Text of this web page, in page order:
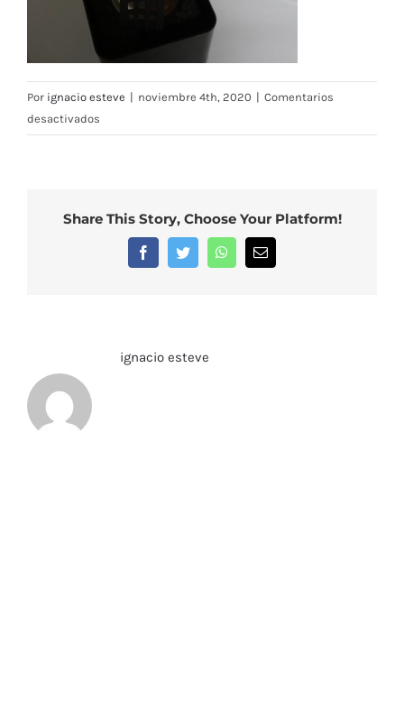
Por ignacio esteve | noviembre 4th, 2020 | Comentarios
desactivados
DSC00566
Share This Story, Choose Your Platform!
FacebookTwitter WhatsAppCorreo
electrónico
ignacio esteve